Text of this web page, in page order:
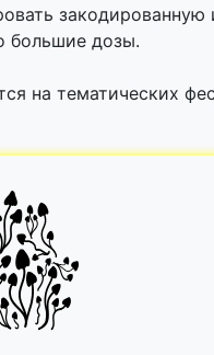
большие дозы.
на тематических